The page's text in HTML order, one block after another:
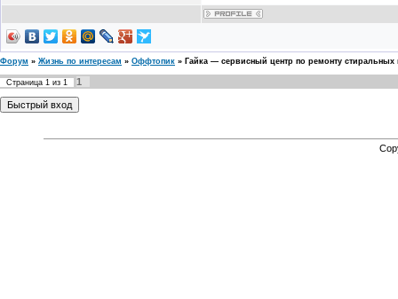
Форум » Жизнь по интересам » Оффтопик » Гайка — сервисный центр по ремонту
Страница 1 из 1 1